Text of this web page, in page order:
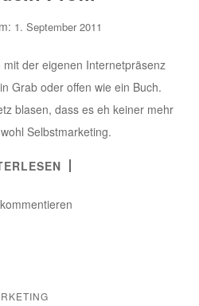
1. September 2011
der eigenen Internetpräsenz
Grab oder offen wie ein Buch.
blasen, dass es eh keiner mehr
Selbstmarketing.